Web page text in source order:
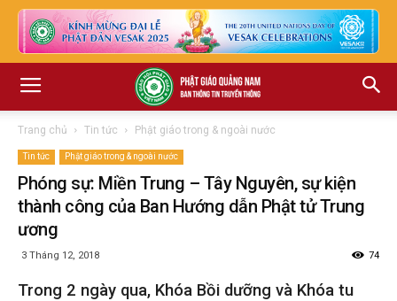
Trang chủ Tin tức Phật giáo trong & ngoài nước
Tin tức Phật giáo trong & ngoài nước
Phóng sự: Miền Trung – Tây Nguyên, sự kiện
thành công của Ban Hướng dẫn Phật tử Trung
ương
3 Tháng 12, 2018 74
Trong 2 ngày qua, Khóa Bồi dưỡng và Khóa tu